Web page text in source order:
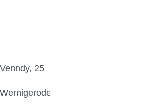
Venndy, 25
Wernigerode